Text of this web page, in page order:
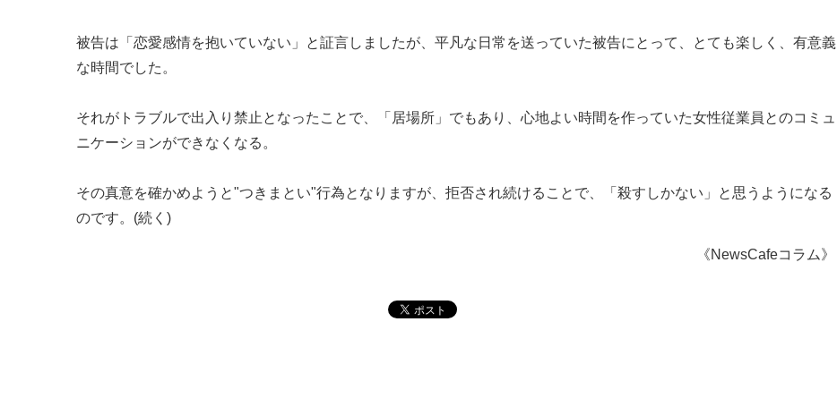
被告は「恋愛感情を抱いていない」と証言しましたが、平凡な日常を送っていた被告にとって、とても楽しく、有意義
な時間でした。
それがトラブルで出入り禁止となったことで、「居場所」でもあり、心地よい時間を作っていた女性従業員とのコミュ
ニケーションができなくなる。
その真意を確かめようと"つきまとい"行為となりますが、拒否され続けることで、「殺すしかない」と思うようになる
のです。(続く)
《NewsCafeコラム》